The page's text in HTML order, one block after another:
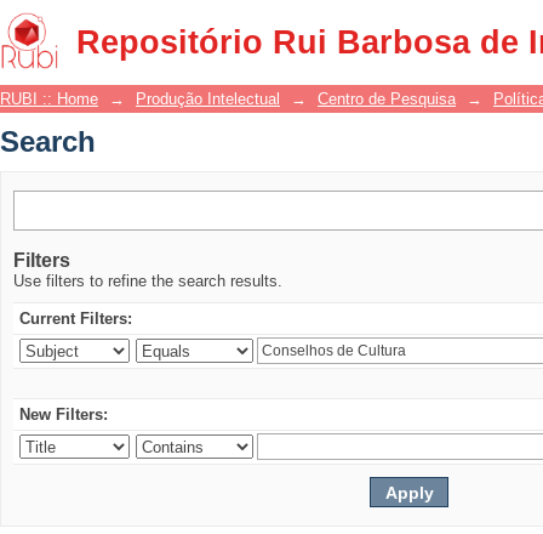
Repositório Rui Barbosa de
Search
RUBI :: Home → Produção Intelectual → Centro de Pesquisa →
Search
Filters
Use filters to refine the search results.
Current Filters:
New Filters: